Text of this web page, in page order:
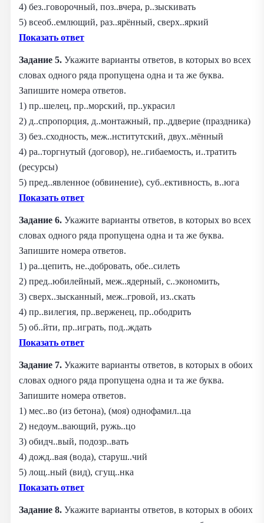
4) без..говорочный, поз..вчера, р..зыскивать
5) всеоб..емлющий, раз..ярённый, сверх..яркий
Показать ответ
Задание 5. Укажите варианты ответов, в которых во всех
словах одного ряда пропущена одна и та же буква.
Запишите номера ответов.
1) пр..шелец, пр..морский, пр..украсил
2) д..спропорция, д..монтажный, пр..ддверие (праздника)
3) без..сходность, меж..нститутский, двух..мённый
4) ра..торгнутый (договор), не..гибаемость, и..тратить
(ресурсы)
5) пред..явленное (обвинение), суб..ективность, в..юга
Показать ответ
Задание 6. Укажите варианты ответов, в которых во всех
словах одного ряда пропущена одна и та же буква.
Запишите номера ответов.
1) ра..цепить, не..добровать, обе..силеть
2) пред..юбилейный, меж..ядерный, с..экономить,
3) сверх..зысканный, меж..гровой, из..скать
4) пр..вилегия, пр..верженец, пр..ободрить
5) об..йти, пр..играть, под..ждать
Показать ответ
Задание 7. Укажите варианты ответов, в которых в обоих
словах одного ряда пропущена одна и та же буква.
Запишите номера ответов.
1) мес..во (из бетона), (моя) однофамил..ца
2) недоум..вающий, ружь..цо
3) обидч..вый, подозр..вать
4) дожд..вая (вода), старуш..чий
5) лощ..ный (вид), сгущ..нка
Показать ответ
Задание 8. Укажите варианты ответов, в которых в обоих